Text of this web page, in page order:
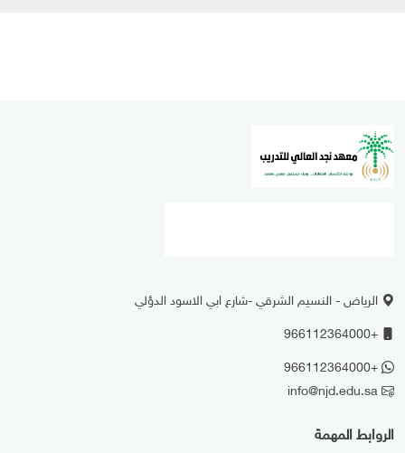
الرياض - النسيم الشرقي -شارع ابي الاسود الدؤلي
+966112364000
+966112364000
info@njd.edu.sa
الروابط المهمة